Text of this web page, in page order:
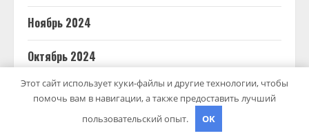
Ноябрь 2024
Октябрь 2024
Сентябрь 2024
Август 2024
Этот сайт использует куки-файлы и другие технологии, чтобы
помочь вам в навигации, а также предоставить лучший
пользовательский опыт.
OK